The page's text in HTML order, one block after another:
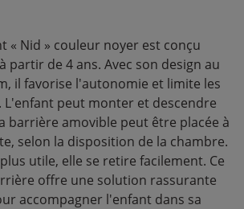
« Nid » couleur noyer est conçu
partir de 4 ans. Avec son design au
il favorise l'autonomie et limite les
L'enfant peut monter et descendre
barrière amovible peut être placée à
selon la disposition de la chambre.
utile, elle se retire facilement. Ce
offre une solution rassurante
accompagner l'enfant dans sa